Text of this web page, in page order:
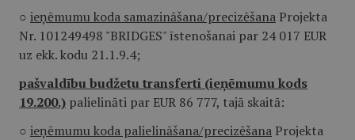
○ ieņēmumu koda samazināšana/precizēšana Projekta
Nr. 101249498 "BRIDGES" īstenošanai par 24 017 EUR
uz ekk. kodu 21.1.9.4;
pašvaldību budžetu transferti (ieņēmumu kods
19.200.) palielināti par EUR 86 777, tajā skaitā:
○ ieņēmumu koda palielināšana/precizēšana Projekta